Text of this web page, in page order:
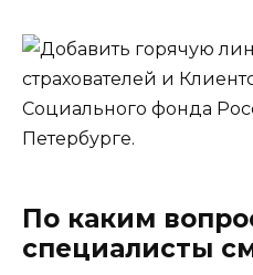
По каким
специалисты